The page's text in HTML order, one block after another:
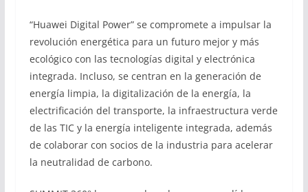
“Huawei Digital Power” se compromete a impulsar la
revolución energética para un futuro mejor y más
ecológico con las tecnologías digital y electrónica
integrada. Incluso, se centran en la generación de
energía limpia, la digitalización de la energía, la
electrificación del transporte, la infraestructura verde
de las TIC y la energía inteligente integrada, además
de colaborar con socios de la industria para acelerar
la neutralidad de carbono.